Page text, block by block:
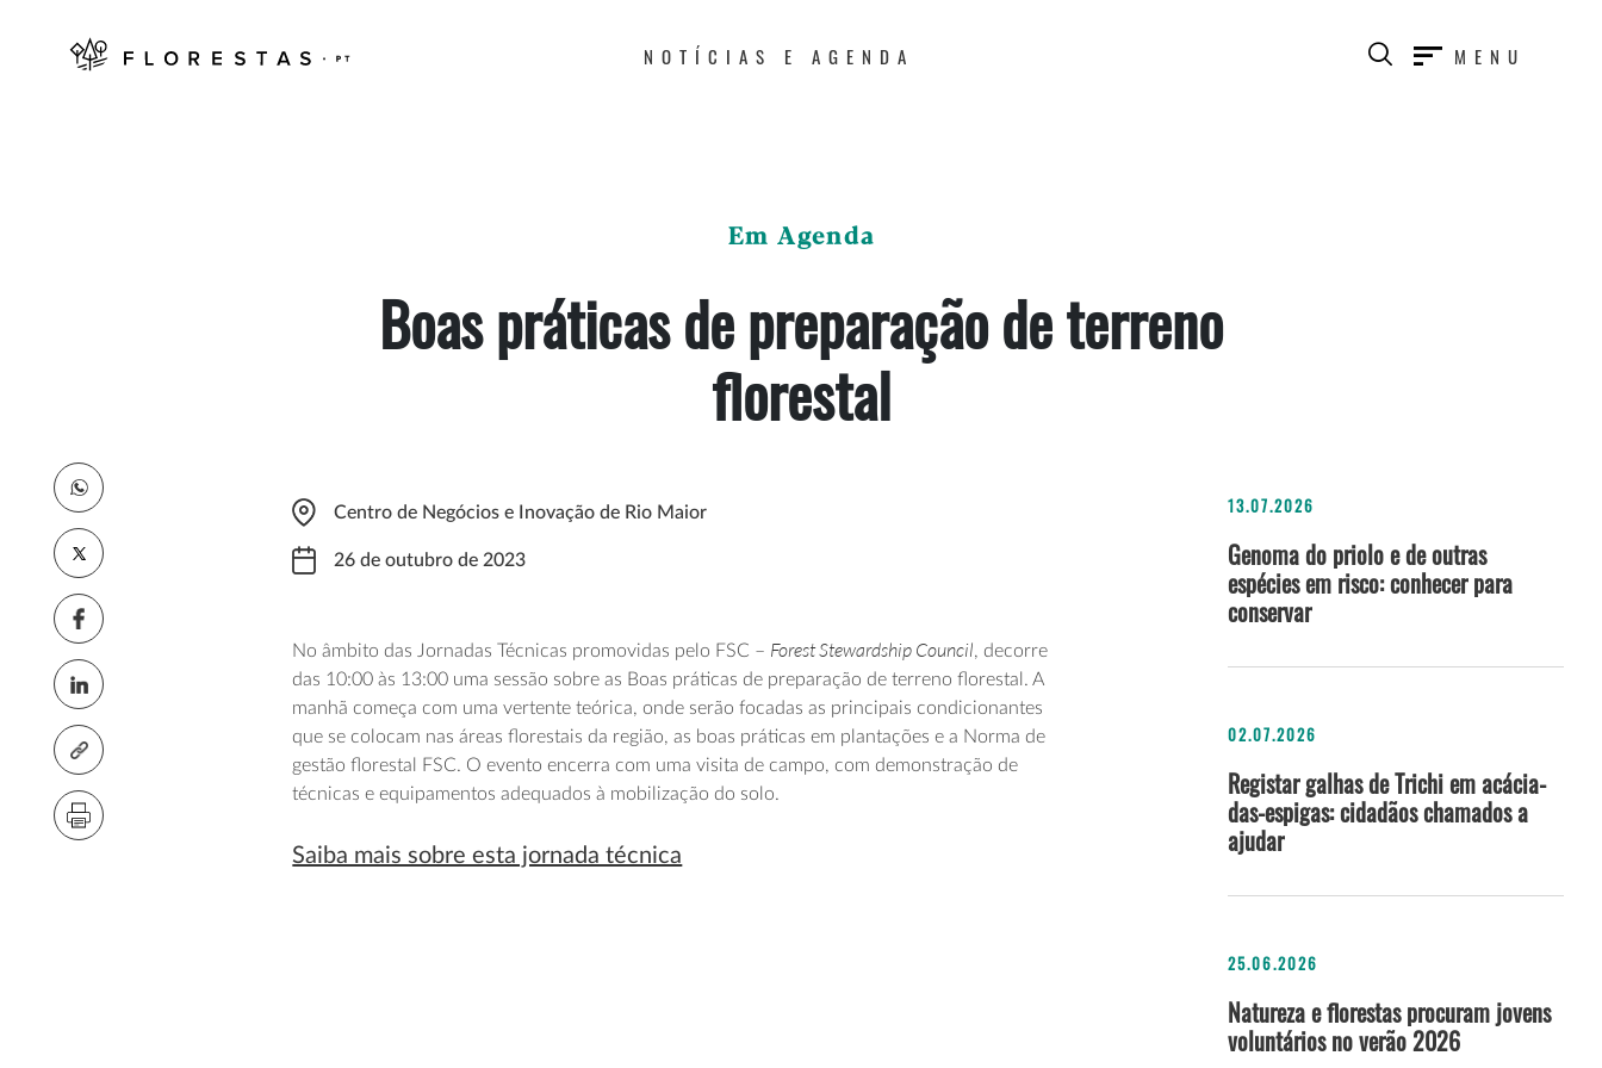
NOTÍCIAS E AGENDA MENU
Em Agenda
Boas práticas de preparação de terreno
florestal
Centro de Negócios e Inovação de Rio Maior
26 de outubro de 2023
No âmbito das Jornadas Técnicas promovidas pelo FSC – Forest Stewardship Council, decorre
das 10:00 às 13:00 uma sessão sobre as Boas práticas de preparação de terreno florestal. A
manhã começa com uma vertente teórica, onde serão focadas as principais condicionantes
que se colocam nas áreas florestais da região, as boas práticas em plantações e a Norma de
gestão florestal FSC. O evento encerra com uma visita de campo, com demonstração de
técnicas e equipamentos adequados à mobilização do solo.
Saiba mais sobre esta jornada técnica
13.07.2026
Genoma do priolo e de outras
espécies em risco: conhecer para
conservar
02.07.2026
Registar galhas de Trichi em acácia-
das-espigas: cidadãos chamados a
ajudar
25.06.2026
Natureza e florestas procuram jovens
voluntários no verão 2026